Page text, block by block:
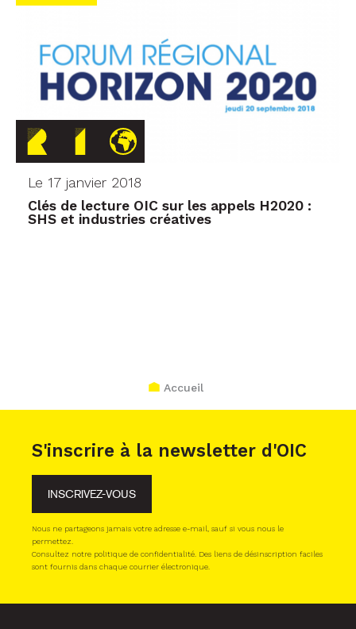
Le 17 janvier 2018
Clés de lecture OIC sur les appels H2020 :
SHS et industries créatives
Accueil
S'inscrire à la newsletter d'OIC
INSCRIVEZ-VOUS
Nous ne partageons jamais votre adresse e-mail, sauf si vous nous le
permettez.
Consultez notre politique de confidentialité. Des liens de désinscription faciles
sont fournis dans chaque courrier électronique.